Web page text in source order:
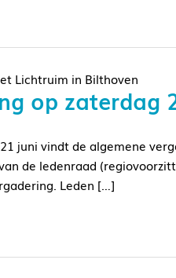
Lichtruim in Bilthoven
op zaterdag
juni vindt de algemene
de ledenraad
Leden […]